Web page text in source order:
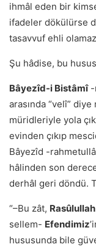
ihmâl eden bir
ifadeler dökülürse
tasavvuf ehli
Şu hâdise, bu
Bâyezîd-i Bistâmî-
arasında “velî”
müridleriyle yola
evinden çıkıp
Bâyezîd -
hâlinden son
derhâl geri döndü.
“–Bu zât, Rasûlullah
sellem- Efendimiz
hususunda bile